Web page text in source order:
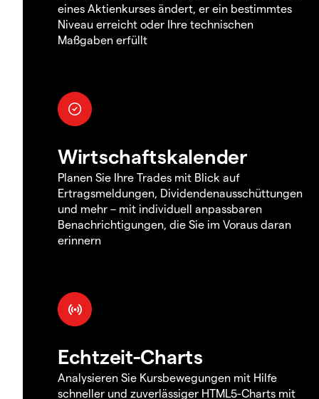
eines Aktienkurses ändert, er ein bestimmtes
Niveau erreicht oder Ihre technischen
Maßgaben erfüllt
Wirtschaftskalender
Planen Sie Ihre Trades mit Blick auf
Ertragsmeldungen, Dividendenausschüttungen
und mehr – mit individuell anpassbaren
Benachrichtigungen, die Sie im Voraus daran
erinnern
Echtzeit-Charts
Analysieren Sie Kursbewegungen mit Hilfe
schneller und zuverlässiger HTML5-Charts mit